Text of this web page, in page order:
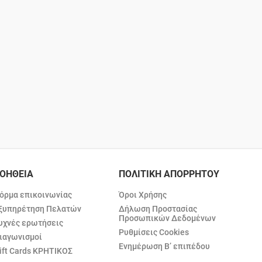
επικοινωνίας
Πελατών
ερωτήσεις
Cards ΚΡΗΤΙΚΟΣ
ΠΟΛΙΤΙΚΗ ΑΠΟΡΡΗΤΟΥ
Όροι Χρήσης
Δήλωση Προστασίας
Προσωπικών Δεδομένων
Ρυθμίσεις Cookies
Ενημέρωση Β’ επιπέδου